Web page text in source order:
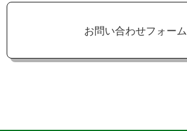
お問い合わせフォーム